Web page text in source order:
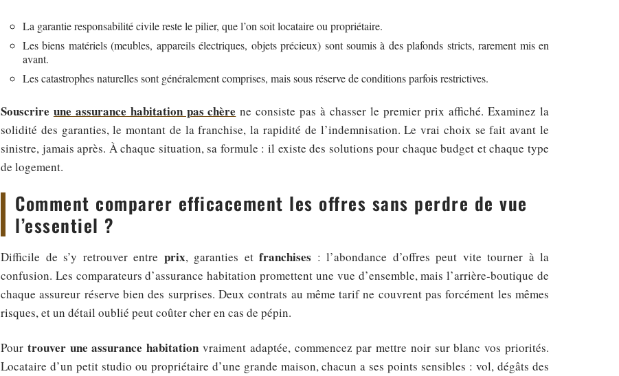
La garantie responsabilité civile reste le pilier, que l’on soit locataire ou propriétaire.
Les biens matériels (meubles, appareils électriques, objets précieux) sont soumis à des plafonds stricts, rarement mis en
avant.
Les catastrophes naturelles sont généralement comprises, mais sous réserve de conditions parfois restrictives.
Souscrire une assurance habitation pas chère ne consiste pas à chasser le premier prix affiché. Examinez la
solidité des garanties, le montant de la franchise, la rapidité de l’indemnisation. Le vrai choix se fait avant le
sinistre, jamais après. À chaque situation, sa formule : il existe des solutions pour chaque budget et chaque type
de logement.
Comment comparer efficacement les offres sans perdre de vue
l’essentiel ?
Difficile de s’y retrouver entre prix, garanties et franchises : l’abondance d’offres peut vite tourner à la
confusion. Les comparateurs d’assurance habitation promettent une vue d’ensemble, mais l’arrière-boutique de
chaque assureur réserve bien des surprises. Deux contrats au même tarif ne couvrent pas forcément les mêmes
risques, et un détail oublié peut coûter cher en cas de pépin.
Pour trouver une assurance habitation vraiment adaptée, commencez par mettre noir sur blanc vos priorités.
Locataire d’un petit studio ou propriétaire d’une grande maison, chacun a ses points sensibles : vol, dégâts des